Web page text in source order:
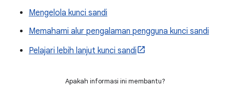
Mengelola kunci sandi
Memahami alur pengalaman pengguna kunci sandi
Pelajari lebih lanjut kunci sandi
Apakah informasi ini membantu?